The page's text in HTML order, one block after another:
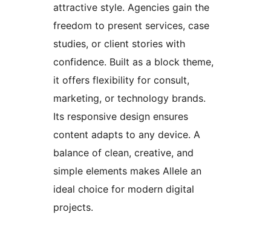
attractive style. Agencies gain the
freedom to present services, case
studies, or client stories with
confidence. Built as a block theme,
it offers flexibility for consult,
marketing, or technology brands.
Its responsive design ensures
content adapts to any device. A
balance of clean, creative, and
simple elements makes Allele an
ideal choice for modern digital
projects.